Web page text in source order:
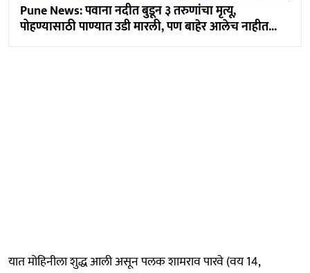
Pune News: पवाना नदीत बुडून ३ तरुणांचा मृत्यू,
पोहण्यासाठी पाण्यात उडी मारली, पण बाहेर आलेच नाहीत...
यात मोहिनीला शुद्ध आली असून पलक शामराव पारवे (वय 14,